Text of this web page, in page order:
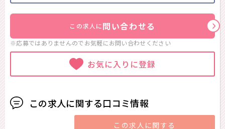
この求人に問い合わせる
※応募ではありませんのでお気軽にお問い合わせください
お気に入りに登録
この求人に関する口コミ情報
この求人に関する